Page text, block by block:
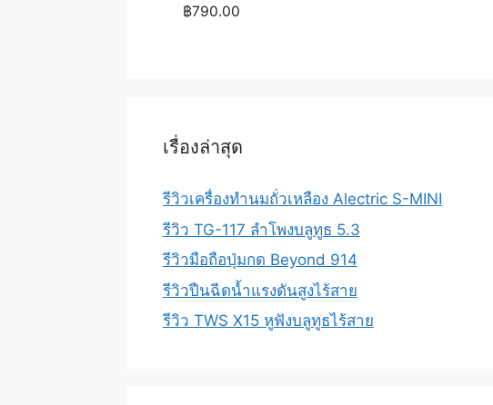
฿790.00
เรื่องล่าสุด
รีวิวเครื่องทำนมถั่วเหลือง Alectric S-MINI
รีวิว TG-117 ลำโพงบลูทูธ 5.3
รีวิวมือถือปุ่มกด Beyond 914
รีวิวปืนฉีดน้ำแรงดันสูงไร้สาย
รีวิว TWS X15 หูฟังบลูทูธไร้สาย